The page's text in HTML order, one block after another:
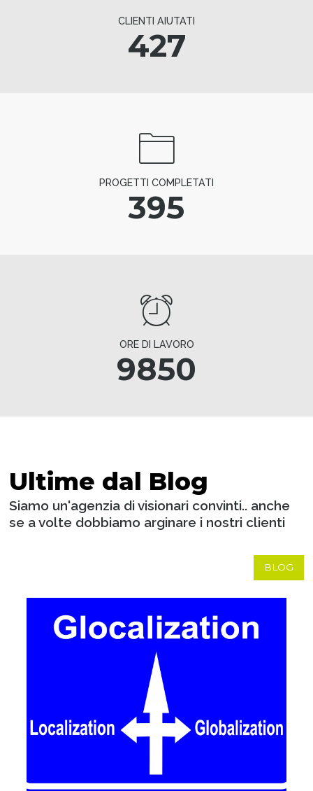
CLIENTI AIUTATI
427
PROGETTI COMPLETATI
395
ORE DI LAVORO
9850
Ultime dal Blog
Siamo un'agenzia di visionari convinti.. anche
se a volte dobbiamo arginare i nostri clienti
BLOG